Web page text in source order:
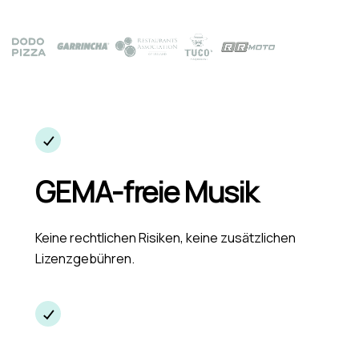
GEMA-freie Musik
Keine rechtlichen Risiken, keine zusätzlichen
Lizenzgebühren.